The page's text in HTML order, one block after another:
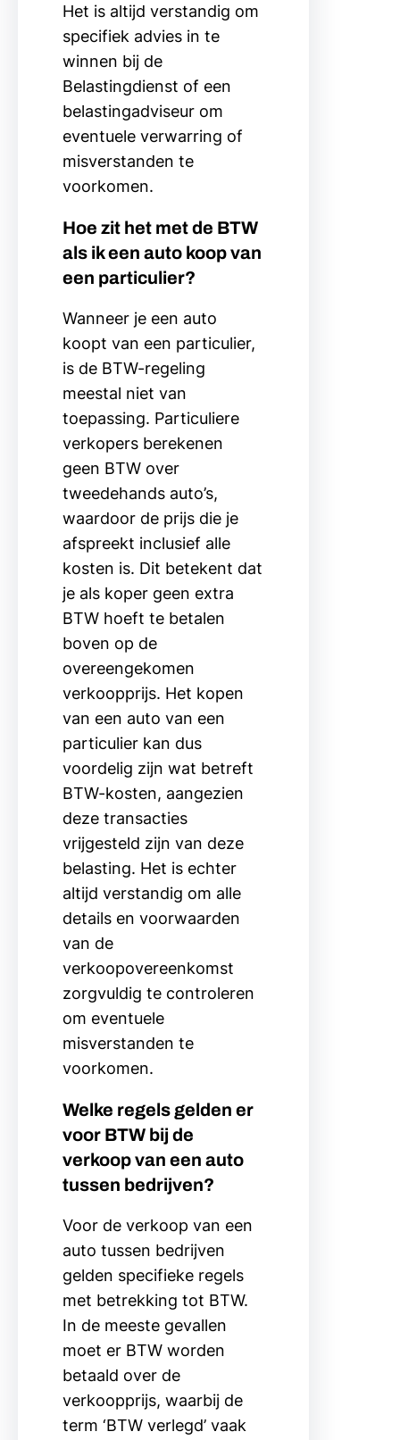
Het is altijd verstandig om
specifiek advies in te
winnen bij de
Belastingdienst of een
belastingadviseur om
eventuele verwarring of
misverstanden te
voorkomen.
Hoe zit het met de BTW
als ik een auto koop van
een particulier?
Wanneer je een auto
koopt van een particulier,
is de BTW-regeling
meestal niet van
toepassing. Particuliere
verkopers berekenen
geen BTW over
tweedehands auto’s,
waardoor de prijs die je
afspreekt inclusief alle
kosten is. Dit betekent dat
je als koper geen extra
BTW hoeft te betalen
boven op de
overeengekomen
verkoopprijs. Het kopen
van een auto van een
particulier kan dus
voordelig zijn wat betreft
BTW-kosten, aangezien
deze transacties
vrijgesteld zijn van deze
belasting. Het is echter
altijd verstandig om alle
details en voorwaarden
van de
verkoopovereenkomst
zorgvuldig te controleren
om eventuele
misverstanden te
voorkomen.
Welke regels gelden er
voor BTW bij de
verkoop van een auto
tussen bedrijven?
Voor de verkoop van een
auto tussen bedrijven
gelden specifieke regels
met betrekking tot BTW.
In de meeste gevallen
moet er BTW worden
betaald over de
verkoopprijs, waarbij de
term ‘BTW verlegd’ vaak